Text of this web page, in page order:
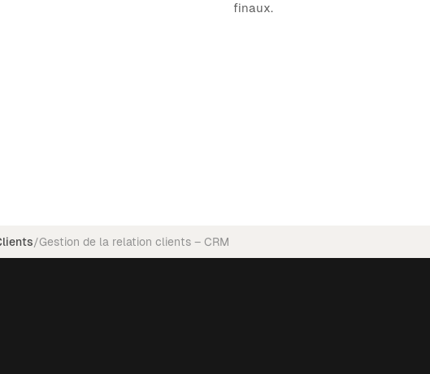
finaux.
/Gestion de la relation clients – CRM